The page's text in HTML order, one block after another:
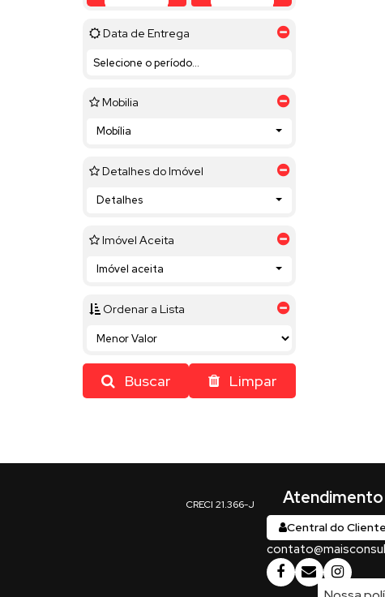
Data de Entrega
Mobilia
Mobília
Detalhes do Imóvel
Detalhes
Imóvel Aceita
Imóvel aceita
Ordenar a Lista
Buscar Limpar
Central do Cliente